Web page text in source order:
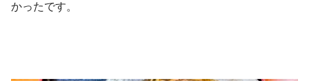
かったです。